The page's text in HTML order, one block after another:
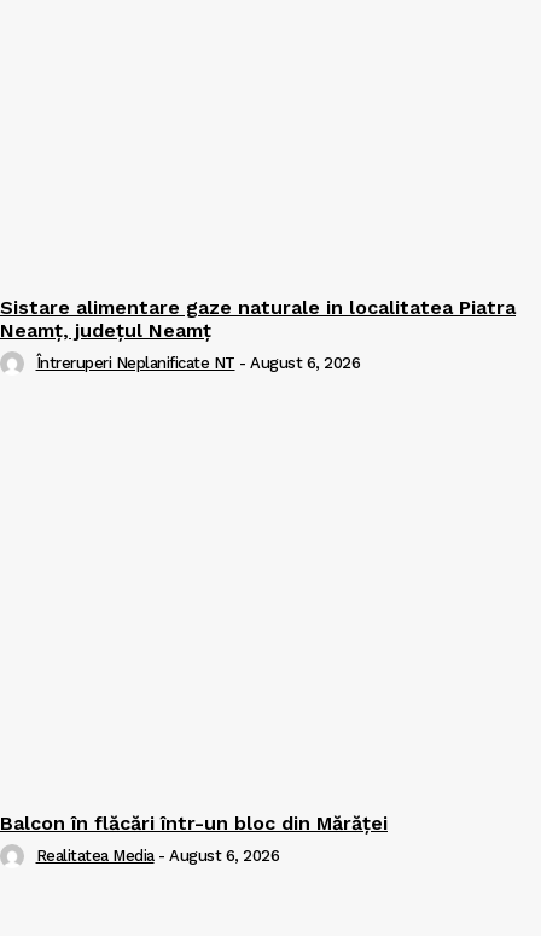
Sistare alimentare gaze naturale in localitatea Piatra
Neamț, județul Neamț
Întreruperi Neplanificate NT - August 6, 2026
Balcon în flăcări într-un bloc din Mărăţei
Realitatea Media - August 6, 2026